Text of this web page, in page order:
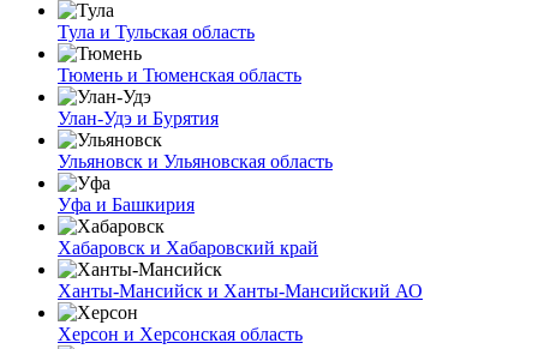
Тула и Тульская область
Тюмень и Тюменская область
Улан-Удэ и Бурятия
Ульяновск и Ульяновская область
Уфа и Башкирия
Хабаровск и Хабаровский край
Ханты-Мансийск и Ханты-Мансийский АО
Херсон и Херсонская область